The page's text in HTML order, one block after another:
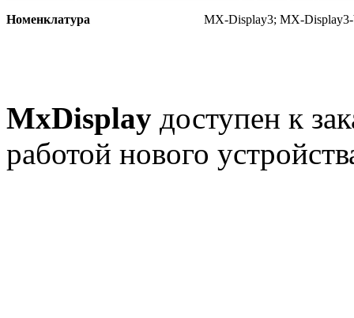
Номенклатура
MX-Display3; MX-
MxDisplay доступен к
работой нового